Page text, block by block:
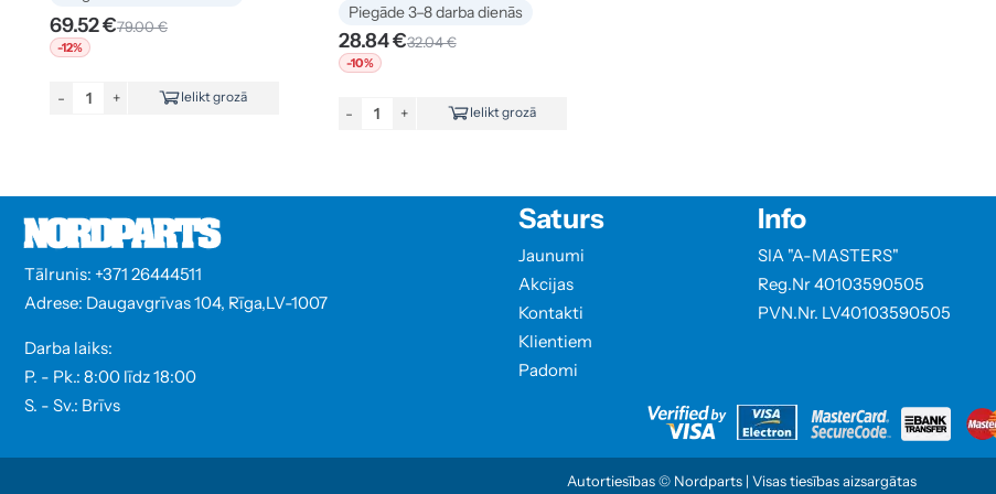
69.52 €79.00 €
-12%
- + Ielikt grozā
Piegāde 3–8 darba dienās
28.84 €32.04 €
-10%
- + Ielikt grozā
Tālrunis: +371 26444511
Adrese: Daugavgrīvas 104, Rīga,LV-1007
Darba laiks:
P. - Pk.: 8:00 līdz 18:00
S. - Sv.: Brīvs
Saturs
Jaunumi
Akcijas
Kontakti
Klientiem
Padomi
Info
SIA "A-MASTERS"
Reg.Nr 40103590505
PVN.Nr. LV40103590505
Autortiesības © Nordparts | Visas tiesības aizsargātas